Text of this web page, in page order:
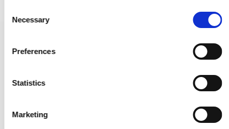
Necessary
Preferences
Statistics
Marketing
309026-11
8,00 €